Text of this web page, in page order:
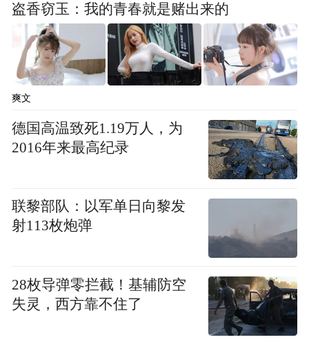
源：凤凰网佛教）
2020年2月5日，1080件方便面、八宝粥、牛
达湖北黄冈黄梅五祖寺，五祖寺总务办主任
李诚接收物资。五祖寺总务办主任李诚接收
物资后，迅速分发给黄梅县人民医院、黄梅
盗香窃玉：我的青春就是赌出来的
爽文
德国高温致死1.19万人，为
2016年来最高纪录
联黎部队：以军单日向黎发
射113枚炮弹
28枚导弹零拦截！基辅防空
失灵，西方靠不住了